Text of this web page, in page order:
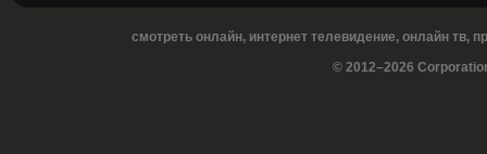
смотреть онлайн, интернет телевидение, онлайн тв,
© 2012–2026